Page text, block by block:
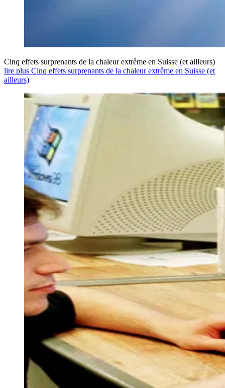
Cinq effets surprenants de la chaleur extrême en Suisse (et ailleurs)
lire plus Cinq effets surprenants de la chaleur extrême en Suisse (et
ailleurs)